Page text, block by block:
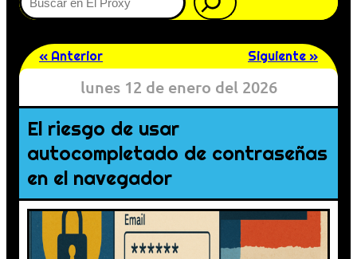
« Anterior Siguiente »
lunes 12 de enero del 2026
El riesgo de usar
autocompletado de contraseñas
en el navegador